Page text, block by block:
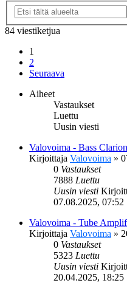
84 viestiketjua
1
2
Seuraava
Aiheet
Vastaukset
Luettu
Uusin viesti
Valovoima - Bass Clarion
Kirjoittaja Valovoima »
0 Vastaukset
7888 Luettu
Uusin viesti
07.08.2025, 07:52
Valovoima - Tube
Kirjoittaja Valovoima »
0 Vastaukset
5323 Luettu
Uusin viesti
20.04.2025, 18:25